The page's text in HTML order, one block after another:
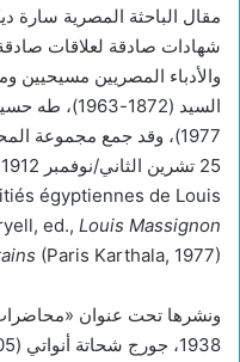
مقال الباحثة المصرية
شهادات صادقة لعلاقات
والأدباء المصريين مسيحيين
1977)، وقد جمع مجموعة
égyptiennes de Louis
ed., Louis Massignon
(Paris Karthala, 1977).
ونشرها تحت عنوان